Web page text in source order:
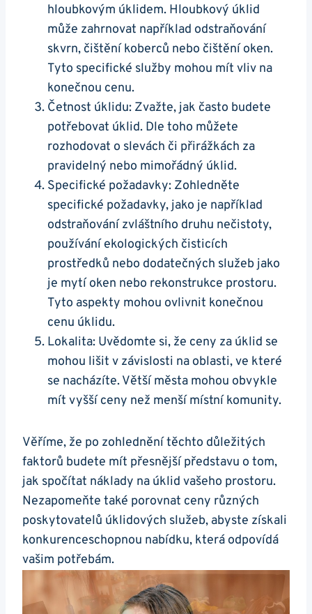
hloubkovým úklidem. Hloubkový úklid
může zahrnovat například odstraňování
skvrn, čištění koberců nebo čištění oken.
Tyto specifické služby mohou mít vliv na
konečnou cenu.
Četnost úklidu: Zvažte, jak často budete
potřebovat úklid. Dle toho můžete
rozhodovat o slevách či přirážkách za
pravidelný nebo mimořádný úklid.
Specifické požadavky: Zohledněte
specifické požadavky, jako je například
odstraňování zvláštního druhu nečistoty,
používání ekologických čisticích
prostředků nebo dodatečných služeb jako
je mytí oken nebo rekonstrukce prostoru.
Tyto aspekty mohou ovlivnit konečnou
cenu úklidu.
Lokalita: Uvědomte si, že ceny za úklid se
mohou lišit v závislosti na oblasti, ve které
se nacházíte. Větší města mohou obvykle
mít vyšší ceny než menší místní komunity.
Věříme, že po zohlednění těchto důležitých
faktorů budete mít přesnější představu o tom,
jak spočítat náklady na úklid vašeho prostoru.
Nezapomeňte také porovnat ceny různých
poskytovatelů úklidových služeb, abyste získali
konkurenceschopnou nabídku, která odpovídá
vašim potřebám.